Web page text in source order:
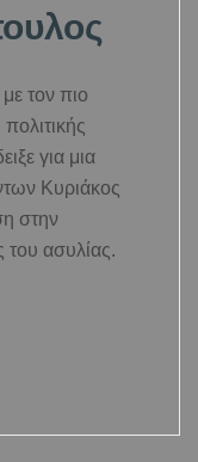
τον πιο
για μια
Κυριάκος
στην
του ασυλίας.